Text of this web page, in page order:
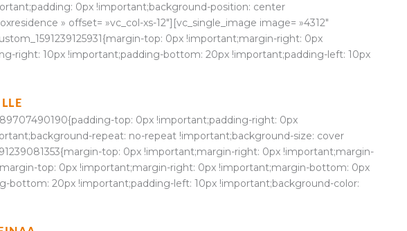
0px !important;background-position: center
» offset= »vc_col-xs-12″][vc_single_image image= »4312″
top: 0px !important;margin-right: 0px
right: 10px !important;padding-bottom: 20px !important;padding-left: 10px
top: 0px !important;padding-right: 0px
repeat: no-repeat !important;background-size: cover
top: 0px !important;margin-right: 0px !important;margin-
top: 0px !important;margin-right: 0px !important;margin-bottom: 0px
20px !important;padding-left: 10px !important;background-color: